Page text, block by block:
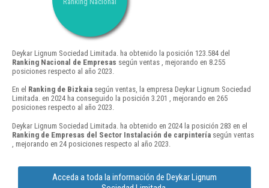
Deykar Lignum Sociedad Limitada. ha obtenido la posición 123.584 del
Ranking Nacional de Empresas según ventas , mejorando en 8.255
posiciones respecto al año 2023.
En el Ranking de Bizkaia según ventas, la empresa Deykar Lignum Sociedad
Limitada. en 2024 ha conseguido la posición 3.201 , mejorando en 265
posiciones respecto al año 2023.
Deykar Lignum Sociedad Limitada. ha obtenido en 2024 la posición 283 en el
Ranking de Empresas del Sector Instalación de carpintería según ventas
, mejorando en 24 posiciones respecto al año 2023.
Acceda a toda la información de Deykar Lignum